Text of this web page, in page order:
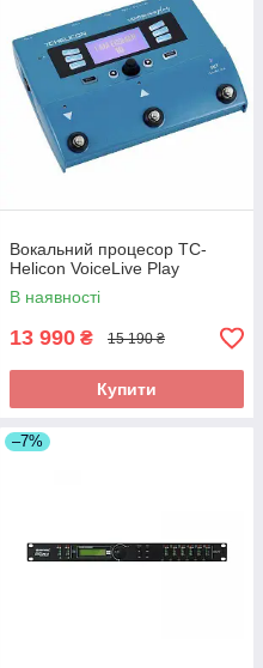
Вокальний процесор TC-
Helicon VoiceLive Play
В наявності
13 990 ₴ 15 190 ₴
Купити
–7%